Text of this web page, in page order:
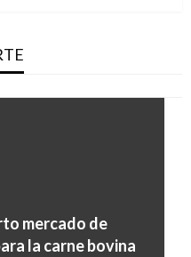
mercado de
la carne bovina